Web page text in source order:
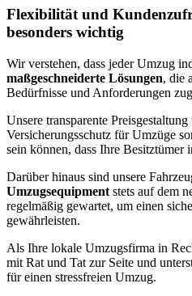
Flexibilität und
besonders wichtig
Wir verstehen, dass jeder Umzug
maßgeschneiderte Lösungen, die
Bedürfnisse und Anforderungen
Unsere transparente
Versicherungsschutz für Umzüge
sein können, dass Ihre Besitztümer
Darüber hinaus sind unsere
Umzugsequipment stets auf dem
regelmäßig gewartet, um einen
gewährleisten.
Als Ihre lokale Umzugsfirma in
mit Rat und Tat zur Seite und
für einen stressfreien Umzug.